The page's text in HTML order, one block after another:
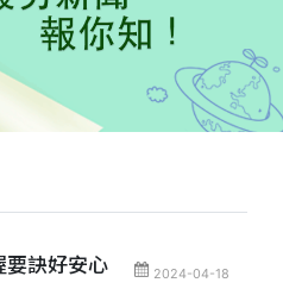
要訣好安心 2024-04-18